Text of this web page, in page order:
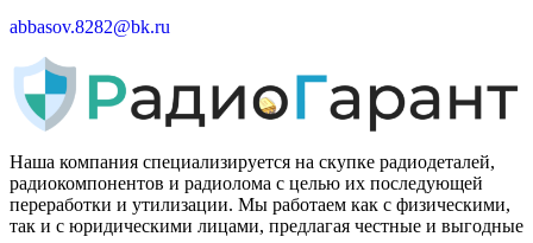
abbasov.8282@bk.ru
Наша компания специализируется на скупке радиодеталей,
радиокомпонентов и радиолома с целью их последующей
переработки и утилизации. Мы работаем как с физическими,
так и с юридическими лицами, предлагая честные и выгодные